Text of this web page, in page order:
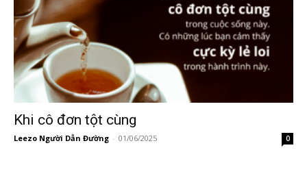
Khi cô đơn tột cùng
Leezo Người Dẫn Đường - 01/06/2025 0